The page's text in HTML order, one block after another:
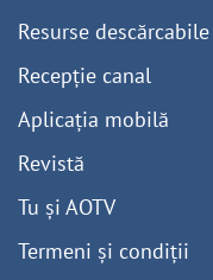
Resurse descărcabile
Recepție canal
Aplicația mobilă
Revistă
Tu și AOTV
Termeni și condiții